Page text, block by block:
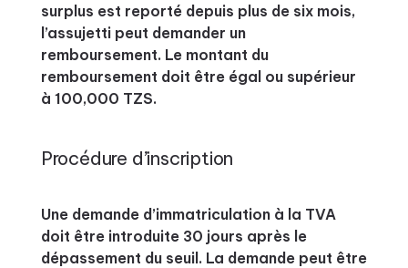
surplus est reporté depuis plus de six mois,
l’assujetti peut demander un
remboursement. Le montant du
remboursement doit être égal ou supérieur
à 100,000 TZS.
Procédure d’inscription
Une demande d’immatriculation à la TVA
doit être introduite 30 jours après le
dépassement du seuil. La demande peut être